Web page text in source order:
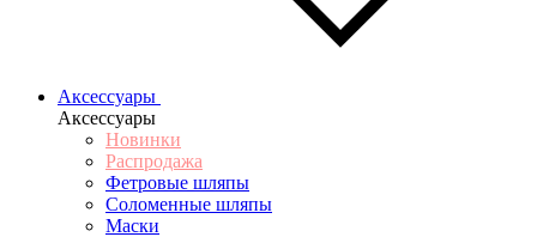
Аксессуары
Аксессуары
Новинки
Распродажа
Фетровые шляпы
Соломенные шляпы
Маски